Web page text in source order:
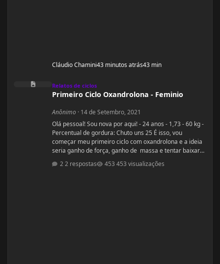
Cláudio Chamini43 minutos atrás43 min
Primeiro Ciclo Oxandrolona - Feminio
Relatos de ciclos
Primeiro Ciclo Oxandrolona - Feminio
Anônimo · 14 de Setembro, 2021
Olá pessoal! Sou nova por aqui! - 24 anos - 1,73 - 60 kg -
Percentual de gordura: Chuto uns 25 É isso, vou
começar meu primeiro ciclo com oxandrolona e a ideia
seria ganho de força, ganho de massa e tentar baixar
Treino há alguns anos mas sinto que não tenho bons
2 respostas 453 visualizações